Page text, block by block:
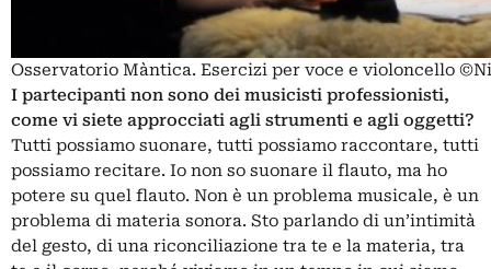
Osservatorio Màntica. Esercizi per voce e violoncello
I partecipanti non sono dei musicisti professionisti,
come vi siete approcciati agli strumenti e agli oggetti?
Tutti possiamo suonare, tutti possiamo raccontare, tutti
possiamo recitare. Io non so suonare il flauto, ma ho
potere su quel flauto. Non è un problema musicale, è un
problema di materia sonora. Sto parlando di un’intimità
del gesto, di una riconciliazione tra te e la materia, tra